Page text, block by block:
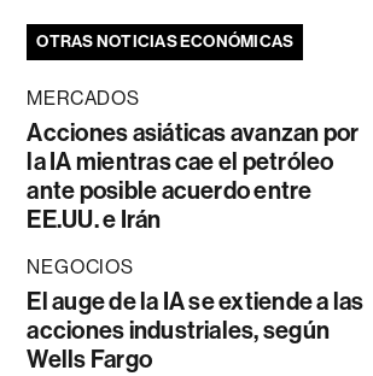
OTRAS NOTICIAS ECONÓMICAS
MERCADOS
Acciones asiáticas avanzan por
la IA mientras cae el petróleo
ante posible acuerdo entre
EE.UU. e Irán
NEGOCIOS
El auge de la IA se extiende a las
acciones industriales, según
Wells Fargo